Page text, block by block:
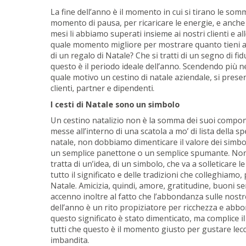
La fine dell’anno è il momento in cui si tirano le
momento di pausa, per ricaricare le energie, e
mesi li abbiamo superati insieme ai nostri clienti e
quale momento migliore per mostrare quanto tieni
di un regalo di Natale? Che si tratti di un segno di
questo è il periodo ideale dell’anno. Scendendo più
quale motivo un cestino di natale aziendale, si
clienti, partner e dipendenti.
I cesti di Natale sono un simbolo
Un cestino natalizio non è la somma dei suoi
messe all’interno di una scatola a mo’ di lista della
natale, non dobbiamo dimenticare il valore dei
un semplice panettone o un semplice spumante.
tratta di un’idea, di un simbolo, che va a solleticare
tutto il significato e delle tradizioni che
Natale. Amicizia, quindi, amore, gratitudine, buoni
accenno inoltre al fatto che l’abbondanza sulle
dell’anno è un rito propiziatore per ricchezza e
questo significato è stato dimenticato, ma complice
tutti che questo è il momento giusto per gustare
imbandita.